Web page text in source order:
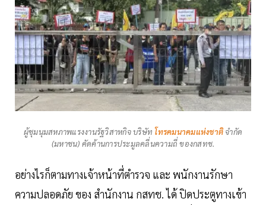
ผู้ชุมนุมสหภาพแรงงานรัฐวิสาหกิจ บริษัท โทรคมนาคมแห่งชาติจำกัด
(มหาชน) คัดค้านการประมูลคลื่นความถี่ ของกสทช.
อย่างไรก็ตามทางเจ้าหน้าที่ตำรวจ และ พนักงานรักษา
ความปลอดภัย ของ สำนักงาน กสทช. ได้ ปิดประตูทางเข้า